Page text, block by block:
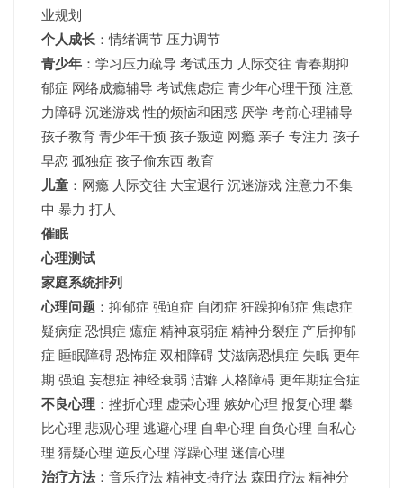
业规划
个人成长 ：情绪调节 压力调节
青少年 ： 学习压力疏导 考试压力 人际交往 青春期抑
郁症 网络成瘾辅导 考试焦虑症 青少年心理干预 注意
力障碍 沉迷游戏 性的烦恼和困惑 厌学 考前心理辅导
孩子教育 青少年干预 孩子叛逆 网瘾 亲子 专注力 孩子
早恋 孤独症 孩子偷东西 教育
儿童 ：网瘾 人际交往 大宝退行 沉迷游戏 注意力不集
中 暴力 打人
催眠
心理测试
家庭系统排列
心理问题 ：抑郁症 强迫症 自闭症 狂躁抑郁症 焦虑症
疑病症 恐惧症 癔症 精神衰弱症 精神分裂症 产后抑郁
症 睡眠障碍 恐怖症 双相障碍 艾滋病恐惧症 失眠 更年
期 强迫 妄想症 神经衰弱 洁癖 人格障碍 更年期症合症
不良心理 ：挫折心理 虚荣心理 嫉妒心理 报复心理 攀
比心理 悲观心理 逃避心理 自卑心理 自负心理 自私心
理 猜疑心理 逆反心理 浮躁心理 迷信心理
治疗方法：音乐疗法 精神支持疗法 森田疗法 精神分